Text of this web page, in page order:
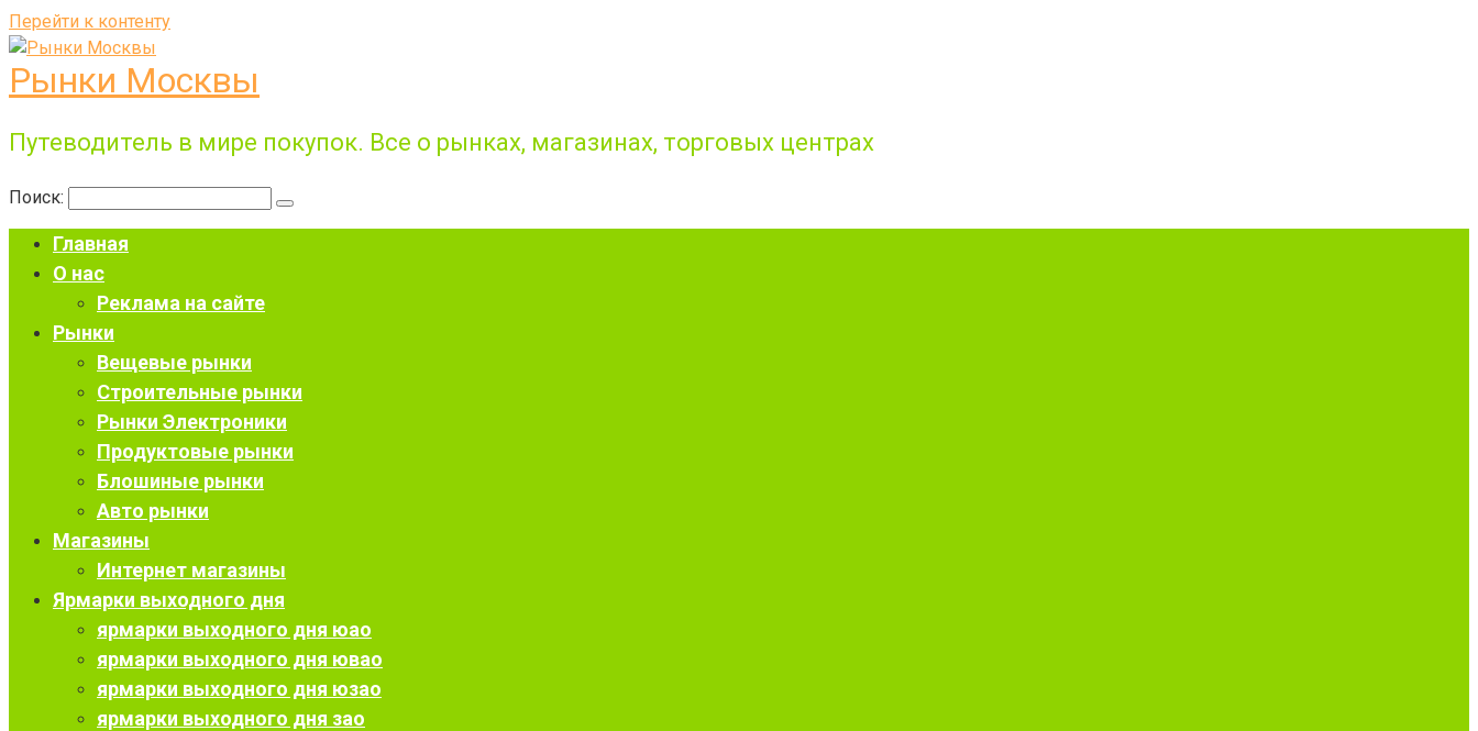
Перейти к контенту
Рынки Москвы
Путеводитель в мире покупок. Все о рынках, магазинах, торговых центрах
Поиск:
Главная
О нас
Реклама на сайте
Рынки
Вещевые рынки
Строительные рынки
Рынки Электроники
Продуктовые рынки
Блошиные рынки
Авто рынки
Магазины
Интернет магазины
Ярмарки выходного дня
ярмарки выходного дня юао
ярмарки выходного дня ювао
ярмарки выходного дня юзао
ярмарки выходного дня зао